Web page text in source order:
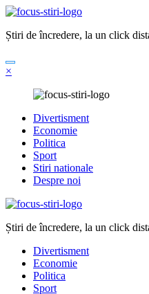
Sari
conținut
Știri de încredere, la un click
×
Divertisment
Economie
Politica
Sport
Stiri nationale
Despre noi
Știri de încredere, la un click
Divertisment
Economie
Politica
Sport